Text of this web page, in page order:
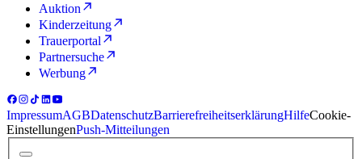
Auktion
Kinderzeitung
Trauerportal
Partnersuche
Werbung
ImpressumAGBDatenschutzBarrierefreiheitserklärungHilfeCookie-
EinstellungenPush-Mitteilungen